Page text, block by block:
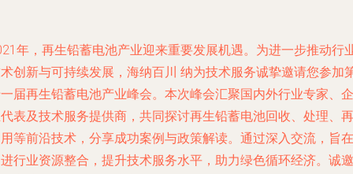
年，再生铅蓄电池产业迎来重要发展机遇。为进一步推动行
创新与可持续发展，海纳百川 纳为技术服务诚挚邀请您参加
届再生铅蓄电池产业峰会。本次峰会汇聚国内外行业专家、企
表及技术服务提供商，共同探讨再生铅蓄电池回收、处理、再
等前沿技术，分享成功案例与政策解读。通过深入交流，旨在
行业资源整合，提升技术服务水平，助力绿色循环经济。诚邀